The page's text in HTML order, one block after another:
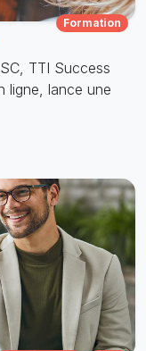
Formation
TTI Success
ligne, lance une